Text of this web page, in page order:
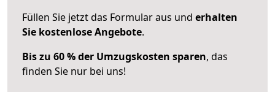
Füllen Sie jetzt das Formular aus und erhalten
Sie kostenlose Angebote.
Bis zu 60 % der Umzugskosten sparen, das
finden Sie nur bei uns!